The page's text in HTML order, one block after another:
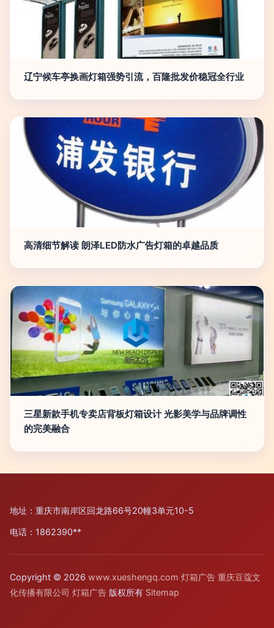
辽宁候车亭换画灯箱强势引流，百隆批发价稳冠全行业
高清细节解读 朗泽LED防水广告灯箱的卓越品质
三星新款手机专卖店背板灯箱设计 光影美学与品牌调性
的完美融合
地址：重庆市南岸区回龙路66号20幢3单元10-5
电话：1862390**
Copyright © 2026 www.xueshengq.com 灯箱广告 重庆豆蔻文
化传播有限公司 灯箱广告 版权所有 Sitemap